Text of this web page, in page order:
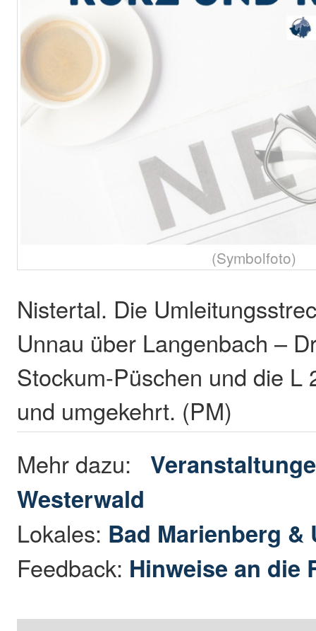
(Symbolfoto)
Nistertal. Die
Unnau über Langenbach –
Stockum-Püschen und die L
und umgekehrt. (PM)
Mehr dazu:
Westerwald
Lokales: Bad Marienberg &
Feedback: Hinweise an die